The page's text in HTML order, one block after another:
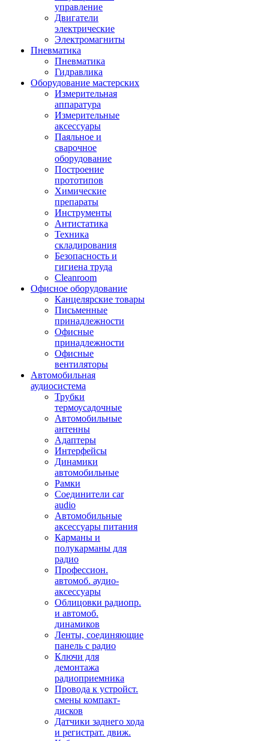
управление
Двигатели
электрические
Электромагниты
Пневматика
Пневматика
Гидравлика
Оборудование мастерских
Измерительная
аппаратура
Измерительные
аксессуары
Паяльное и
сварочное
оборудование
Построение
прототипов
Химические
препараты
Инструменты
Aнтистатика
Техника
складирования
Безопасность и
гигиена труда
Cleanroom
Офисное оборудование
Канцелярские товары
Письменные
принадлежности
Офисные
принадлежности
Офисные
вентиляторы
Автомобильная
аудиосистема
Трубки
термоусадочные
Автомобильные
антенны
Адаптеры
Интерфейсы
Динамики
автомобильные
Рамки
Соединители car
audio
Автомобильные
аксессуары питания
Карманы и
полукарманы для
радио
Профессион.
автомоб. аудио-
аксессуары
Облицовки радиопр.
и автомоб.
динамиков
Ленты, соединяющие
панель с радио
Ключи для
демонтажа
радиоприемника
Провода к устройст.
смены компакт-
дисков
Датчики заднего хода
и регистрат. движ.